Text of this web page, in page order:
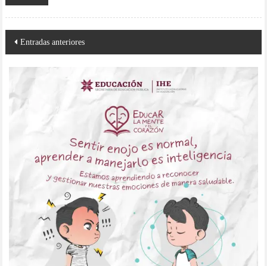
Navegación
de
entradas
Entradas anteriores